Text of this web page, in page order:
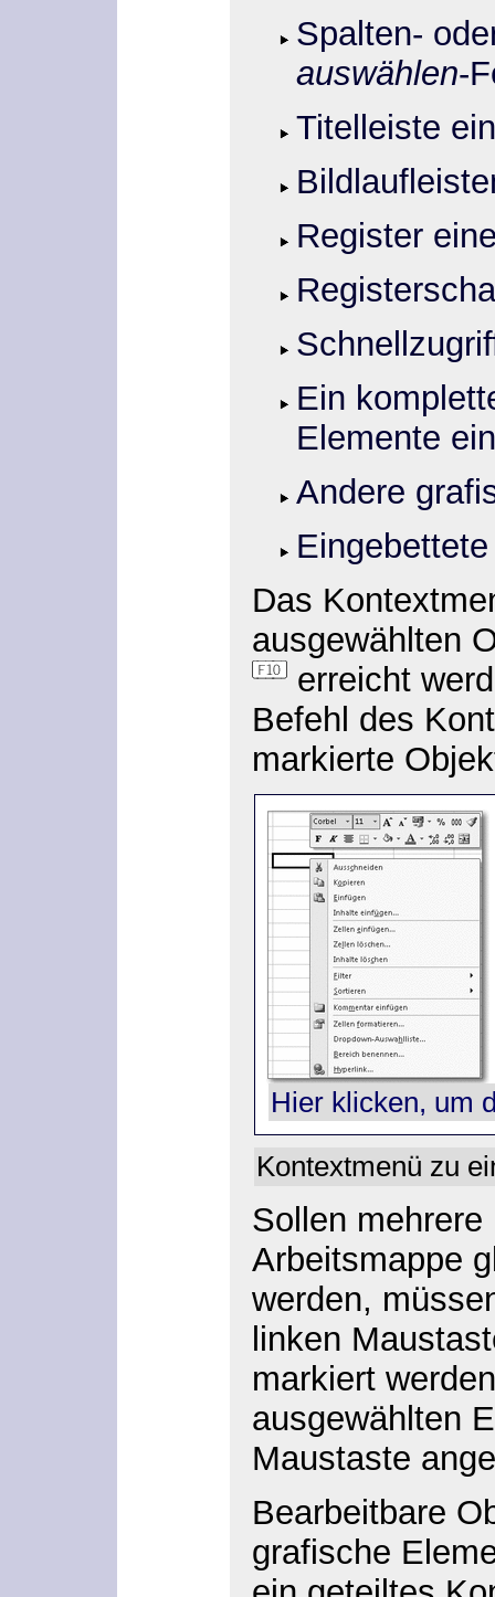
Spalten-
auswählen-
Titelleiste
Register
Ein
Elemente
Andere
Das
ausgewählten
erreicht
Befehl des
markierte
Hier klicken, um
Kontextmenü zu
Sollen
Arbeitsmappe
werden,
linken
markiert
ausgewählten
Maustaste
Bearbeitbare
grafische